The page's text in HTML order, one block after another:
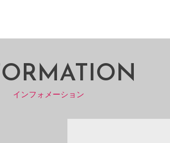
インフォメーション